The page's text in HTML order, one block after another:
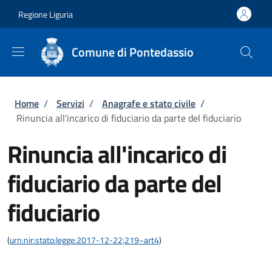
Regione Liguria
Comune di Pontedassio
Briciole di pane
Home / Servizi / Anagrafe e stato civile /
Rinuncia all'incarico di fiduciario da parte del fiduciario
Rinuncia all'incarico di
fiduciario da parte del
fiduciario
(urn:nir:stato:legge:2017-12-22;219~art4)